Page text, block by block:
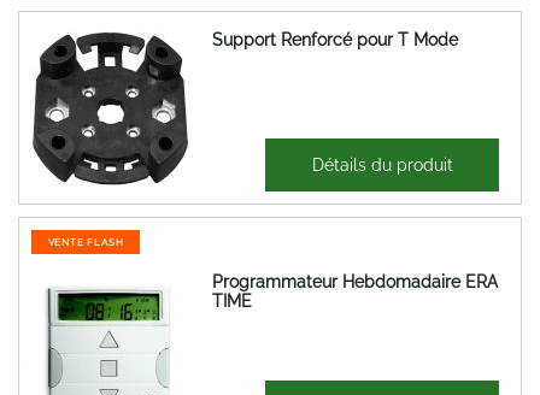
Support Renforcé pour T Mode
8,15 €
6,79 € Détails du produit
VENTE FLASH
Programmateur Hebdomadaire ERA
TIME